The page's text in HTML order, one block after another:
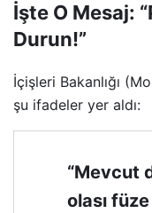
İşte O Mesaj:
Durun!”
İçişleri Bakanlığı
şu ifadeler yer aldı:
“Mevcut
olası